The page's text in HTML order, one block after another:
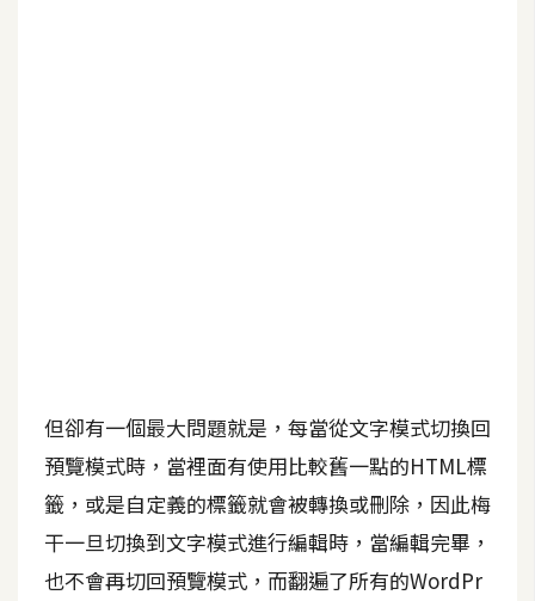
r
a
t
但卻有一個最大問題就是，每當從文字模式切換回
預覽模式時，當裡面有使用比較舊一點的HTML標
籤，或是自定義的標籤就會被轉換或刪除，因此梅
干一旦切換到文字模式進行編輯時，當編輯完畢，
也不會再切回預覽模式，而翻遍了所有的WordPr